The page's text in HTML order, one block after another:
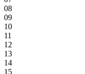
08
09
10
11
12
13
14
15